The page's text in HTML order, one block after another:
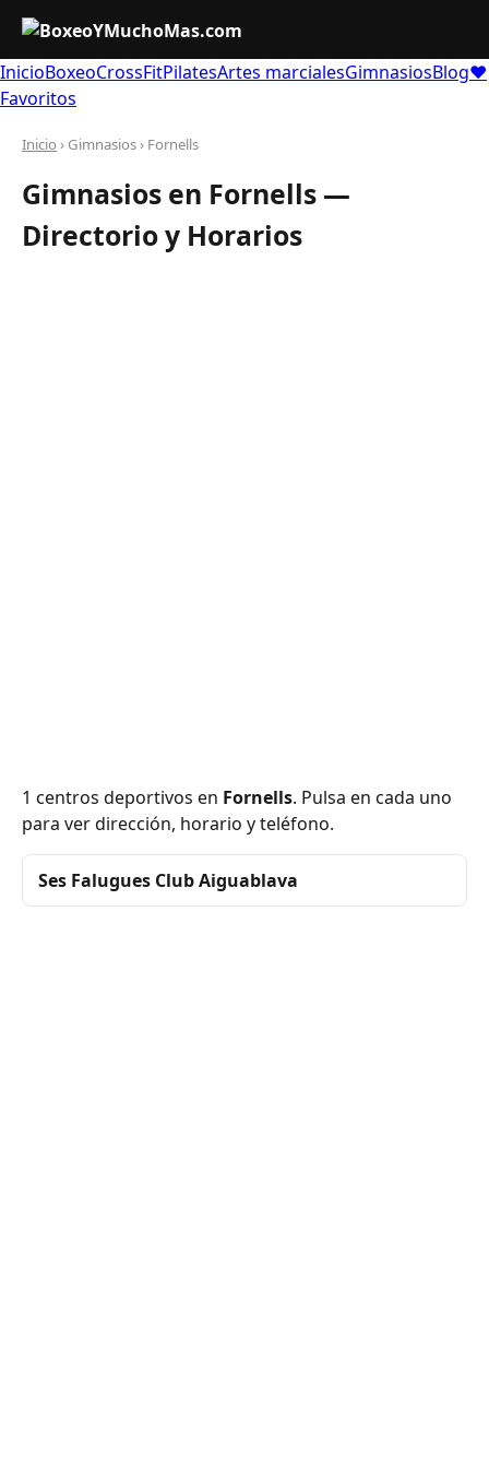
InicioBoxeoCrossFitPilatesArtes marcialesGimnasiosBlog❤
Favoritos
Inicio › Gimnasios › Fornells
Gimnasios en Fornells —
Directorio y Horarios
1 centros deportivos en Fornells. Pulsa en cada uno
para ver dirección, horario y teléfono.
Ses Falugues Club Aiguablava